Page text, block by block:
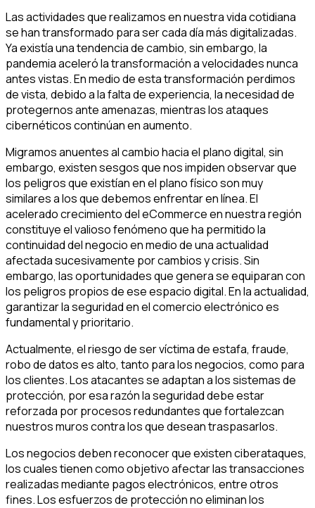
Las actividades que realizamos en nuestra vida cotidiana
se han transformado para ser cada día más digitalizadas.
Ya existía una tendencia de cambio, sin embargo, la
pandemia aceleró la transformación a velocidades nunca
antes vistas. En medio de esta transformación perdimos
de vista, debido a la falta de experiencia, la necesidad de
protegernos ante amenazas, mientras los ataques
cibernéticos continúan en aumento.
Migramos anuentes al cambio hacia el plano digital, sin
embargo, existen sesgos que nos impiden observar que
los peligros que existían en el plano físico son muy
similares a los que debemos enfrentar en línea. El
acelerado crecimiento del eCommerce en nuestra región
constituye el valioso fenómeno que ha permitido la
continuidad del negocio en medio de una actualidad
afectada sucesivamente por cambios y crisis. Sin
embargo, las oportunidades que genera se equiparan con
los peligros propios de ese espacio digital. En la actualidad,
garantizar la seguridad en el comercio electrónico es
fundamental y prioritario.
Actualmente, el riesgo de ser víctima de estafa, fraude,
robo de datos es alto, tanto para los negocios, como para
los clientes. Los atacantes se adaptan a los sistemas de
protección, por esa razón la seguridad debe estar
reforzada por procesos redundantes que fortalezcan
nuestros muros contra los que desean traspasarlos.
Los negocios deben reconocer que existen ciberataques,
los cuales tienen como objetivo afectar las transacciones
realizadas mediante pagos electrónicos, entre otros
fines. Los esfuerzos de protección no eliminan los